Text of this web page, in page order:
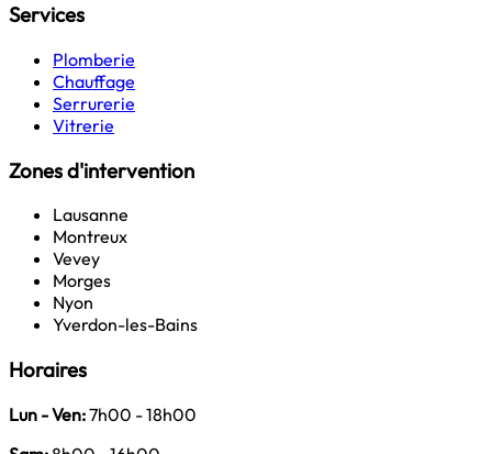
Services
Plomberie
Chauffage
Serrurerie
Vitrerie
Zones d'intervention
Lausanne
Montreux
Vevey
Morges
Nyon
Yverdon-les-Bains
Horaires
Lun - Ven:7h00 - 18h00